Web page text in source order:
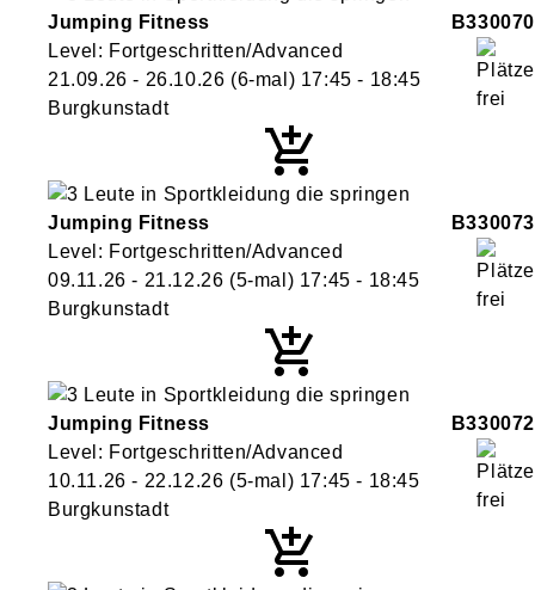
Jumping Fitness
B330070
Level: Fortgeschritten/Advanced
21.09.26 - 26.10.26 (6-mal) 17:45 - 18:45
Burgkunstadt
Jumping Fitness
B330073
Level: Fortgeschritten/Advanced
09.11.26 - 21.12.26 (5-mal) 17:45 - 18:45
Burgkunstadt
Jumping Fitness
B330072
Level: Fortgeschritten/Advanced
10.11.26 - 22.12.26 (5-mal) 17:45 - 18:45
Burgkunstadt